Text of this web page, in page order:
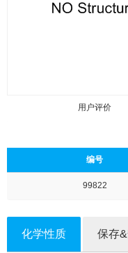
用户评价
编号
99822
化学性质 保存